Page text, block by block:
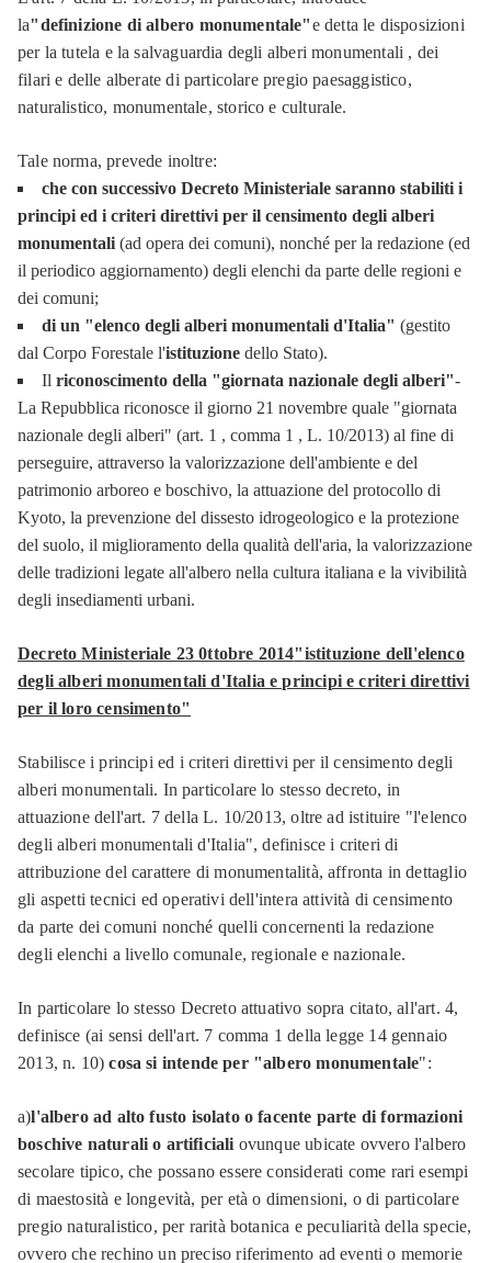
la"definizione di albero monumentale"e detta le disposizioni
per la tutela e la salvaguardia degli alberi monumentali , dei
filari e delle alberate di particolare pregio paesaggistico,
naturalistico, monumentale, storico e culturale.
Tale norma, prevede inoltre:
che con successivo Decreto Ministeriale saranno stabiliti i
principi ed i criteri direttivi per il censimento degli alberi
monumentali (ad opera dei comuni), nonché per la redazione (ed
il periodico aggiornamento) degli elenchi da parte delle regioni e
dei comuni;
di un "elenco degli alberi monumentali d'Italia" (gestito
dal Corpo Forestale l'istituzione dello Stato).
Il riconoscimento della "giornata nazionale degli alberi"-
La Repubblica riconosce il giorno 21 novembre quale "giornata
nazionale degli alberi" (art. 1 , comma 1 , L. 10/2013) al fine di
perseguire, attraverso la valorizzazione dell'ambiente e del
patrimonio arboreo e boschivo, la attuazione del protocollo di
Kyoto, la prevenzione del dissesto idrogeologico e la protezione
del suolo, il miglioramento della qualità dell'aria, la valorizzazione
delle tradizioni legate all'albero nella cultura italiana e la vivibilità
degli insediamenti urbani.
Decreto Ministeriale 23 0ttobre 2014"istituzione dell'elenco
degli alberi monumentali d'Italia e principi e criteri direttivi
per il loro censimento"
Stabilisce i principi ed i criteri direttivi per il censimento degli
alberi monumentali. In particolare lo stesso decreto, in
attuazione dell'art. 7 della L. 10/2013, oltre ad istituire "l'elenco
degli alberi monumentali d'Italia", definisce i criteri di
attribuzione del carattere di monumentalità, affronta in dettaglio
gli aspetti tecnici ed operativi dell'intera attività di censimento
da parte dei comuni nonché quelli concernenti la redazione
degli elenchi a livello comunale, regionale e nazionale.
In particolare lo stesso Decreto attuativo sopra citato, all'art. 4,
definisce (ai sensi dell'art. 7 comma 1 della legge 14 gennaio
2013, n. 10)cosa si intende per "albero monumentale":
a)l'albero ad alto fusto isolato o facente parte di formazioni
boschive naturali o artificiali ovunque ubicate ovvero l'albero
secolare tipico, che possano essere considerati come rari esempi
di maestosità e longevità, per età o dimensioni, o di particolare
pregio naturalistico, per rarità botanica e peculiarità della specie,
ovvero che rechino un preciso riferimento ad eventi o memorie